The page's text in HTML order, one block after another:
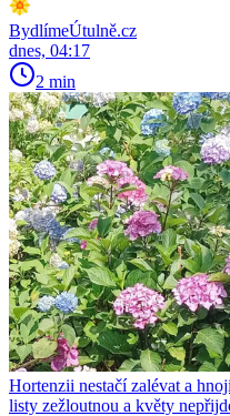
BydlímeÚtulně.cz
dnes, 04:17
2 min
Hortenzii nestačí zalévat a
listy zežloutnou a květy